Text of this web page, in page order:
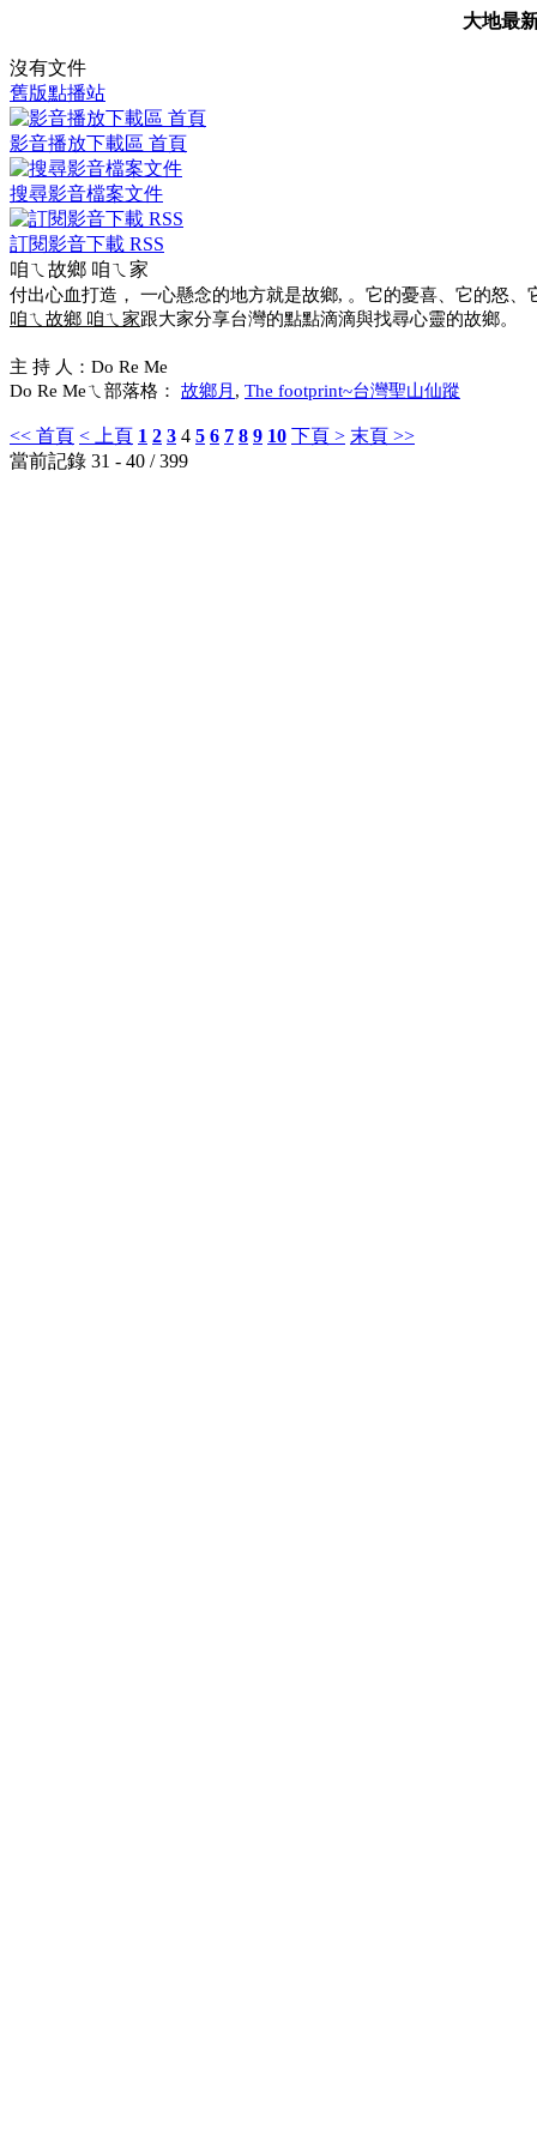
大地最
沒有文件
舊版點播站
影音播放下載區 首頁
搜尋影音檔案文件
訂閱影音下載 RSS
咱ㄟ故鄉 咱ㄟ家
付出心血打造， 一心懸念的地方就是故鄉, 。它的憂喜、它的怒
咱ㄟ故鄉 咱ㄟ家跟大家分享台灣的點點滴滴與找尋心靈的故鄉。
主 持 人：Do Re Me
Do Re Meㄟ部落格： 故鄉月 , The footprint~台灣聖山仙蹤
<< 首頁 < 上頁 1 2 3 4 5 6 7 8 9 10 下頁 > 末頁 >>
當前記錄 31 - 40 / 399